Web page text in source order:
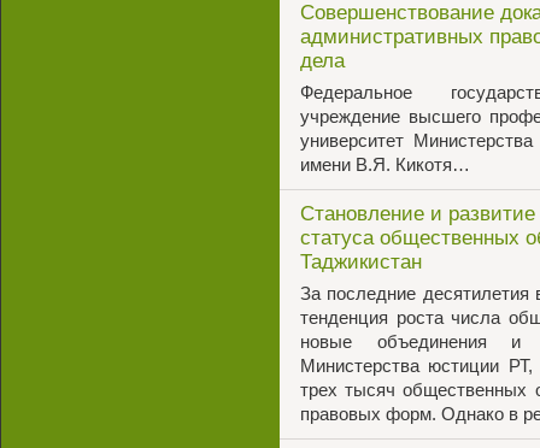
Совершенствование
административных
дела
Федеральное
учреждение высшего
университет
имени В.Я. Кикотя…
Становление и
статуса общественных
Таджикистан
За последние десятилетия
тенденция роста числа
новые объединения
Министерства юстиции
трех тысяч общественных
правовых форм. Однако в